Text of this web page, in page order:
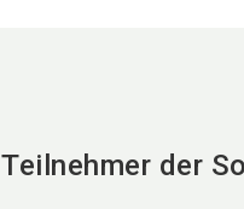
Teilnehmer der